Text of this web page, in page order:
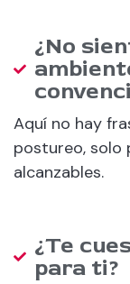
¿No
Aquí no hay
postureo, solo
alcanzables.
¿Te
para ti?